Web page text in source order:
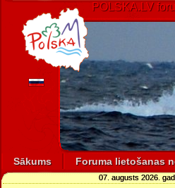
POLSKA.LV
Sākums Foruma lietošanas
07. augusts 2026.